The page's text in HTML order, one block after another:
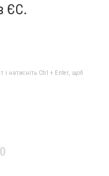
ЄС.
і натисніть Ctrl + Enter, щоб